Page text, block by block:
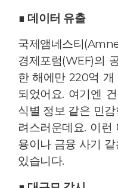
∎ 데이터 유출
국제앰네스티
경제포럼(WEF)의
한 해에만220억 개
되었어요. 여기엔
식별 정보 같은 민
려스러운데요. 이런
용이나 금융 사기
있습니다.